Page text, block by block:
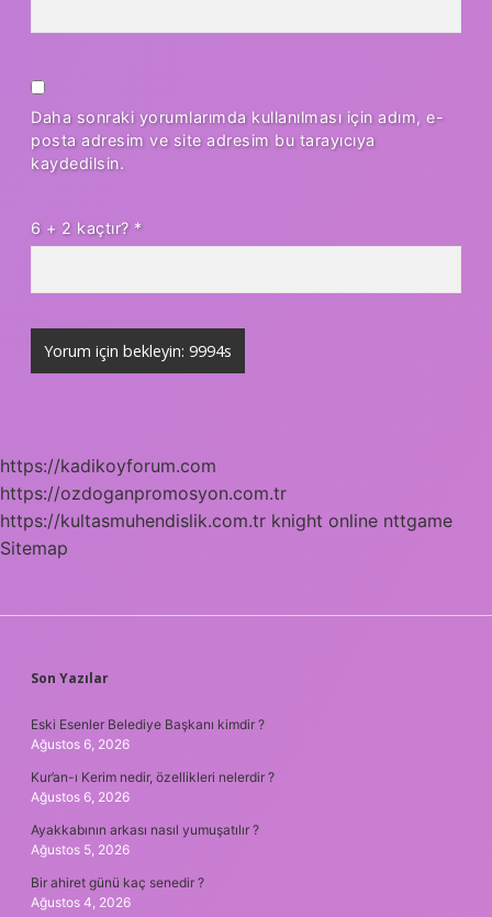
Daha sonraki yorumlarımda kullanılması için adım, e-
posta adresim ve site adresim bu tarayıcıya
kaydedilsin.
6 + 2 kaçtır? *
https://kadikoyforum.com
https://ozdoganpromosyon.com.tr
https://kultasmuhendislik.com.tr knight online nttgame
Sitemap
SIDEBAR
Son Yazılar
Eski Esenler Belediye Başkanı kimdir ?
Ağustos 6, 2026
Kur’an-ı Kerim nedir, özellikleri nelerdir ?
Ağustos 6, 2026
Ayakkabının arkası nasıl yumuşatılır ?
Ağustos 5, 2026
Bir ahiret günü kaç senedir ?
Ağustos 4, 2026